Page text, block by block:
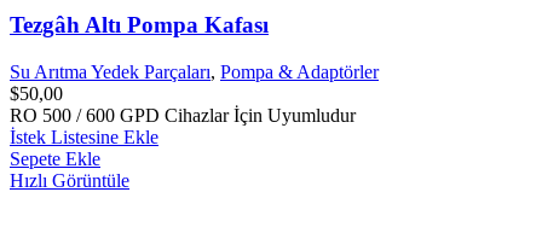
Tezgâh Altı Pompa Kafası
Su Arıtma Yedek Parçaları, Pompa & Adaptörler
$50,00
RO 500 / 600 GPD Cihazlar İçin Uyumludur
İstek Listesine Ekle
Sepete Ekle
Hızlı Görüntüle